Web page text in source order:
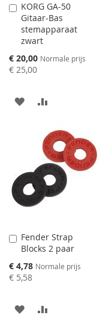
KORG GA-50
Gitaar-Bas
stemapparaat
zwart
Speciale
prijs
€ 20,00 Normale prijs
€ 25,00
Aan
winkelwagen
toevoegen
AAN
TOEVOEGEN
OM
TE
VERGELIJKEN
Fender Strap
Blocks 2 paar
Speciale
prijs
€ 4,78 Normale prijs
€ 5,58
Aan
winkelwagen
toevoegen
AAN